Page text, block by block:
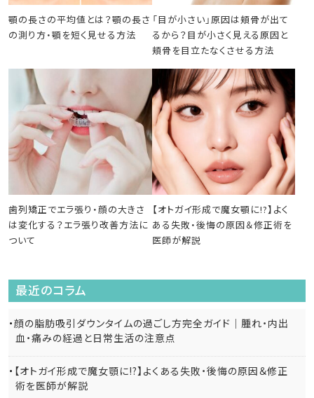
顎の長さの平均値とは？顎の長さ
の測り方・顎を短く見せる方法
「目が小さい」原因は頬骨が出て
るから？目が小さく見える原因と
頬骨を目立たなくさせる方法
歯列矯正でエラ張り・顔の大きさ
は変化する？エラ張り改善方法に
ついて
【オトガイ形成で魔女顎に!?】よく
ある失敗・後悔の原因＆修正術を
医師が解説
最近のコラム
顔の脂肪吸引ダウンタイムの過ごし方完全ガイド｜腫れ・内出
血・痛みの経過と日常生活の注意点
【オトガイ形成で魔女顎に!?】よくある失敗・後悔の原因＆修正
術を医師が解説